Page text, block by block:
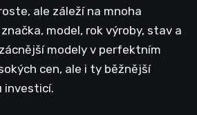
ale záleží na mnoha
model, rok výroby, stav a
modely v perfektním
cen, ale i ty běžnější
investicí.